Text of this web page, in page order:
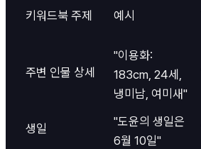
키워드북 주제 예시
주변 인물 상세
"이용화:
183cm, 24세,
냉미남, 여미새"
생일
"도윤의 생일은
6월 10일"